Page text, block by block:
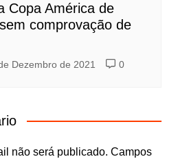
Copa América de
comprovação de
Dezembro de 2021 0
não será publicado. Campos